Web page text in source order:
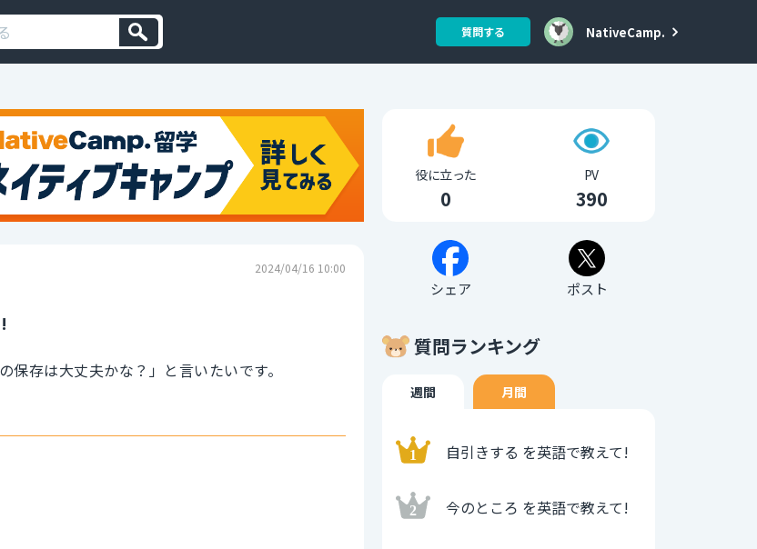
質問する NativeCamp.
2024/04/16 10:00
存は大丈夫かな？」と言いたいです。
役に立った
0
PV
390
シェア ポスト
質問ランキング
週間 月間
自引きする を英語で教えて!
今のところ を英語で教えて!